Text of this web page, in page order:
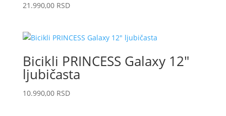
21.990,00 RSD
Bicikli PRINCESS Galaxy 12″
ljubičasta
10.990,00 RSD